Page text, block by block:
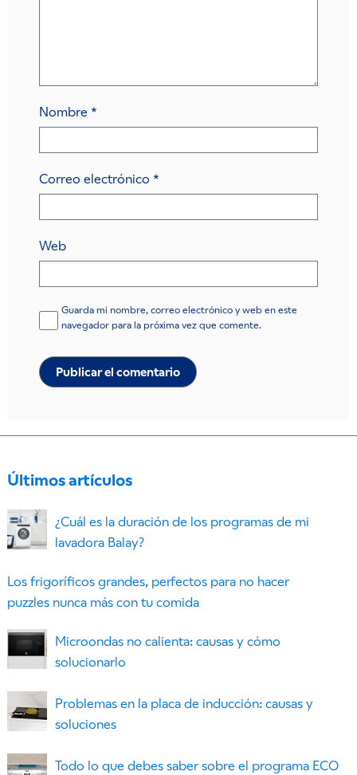
Nombre *
Correo electrónico *
Web
Guarda mi nombre, correo electrónico y web en este
navegador para la próxima vez que comente.
Últimos artículos
¿Cuál es la duración de los programas de mi
lavadora Balay?
Los frigoríficos grandes, perfectos para no hacer
puzzles nunca más con tu comida
Microondas no calienta: causas y cómo
solucionarlo
Problemas en la placa de inducción: causas y
soluciones
Todo lo que debes saber sobre el programa ECO